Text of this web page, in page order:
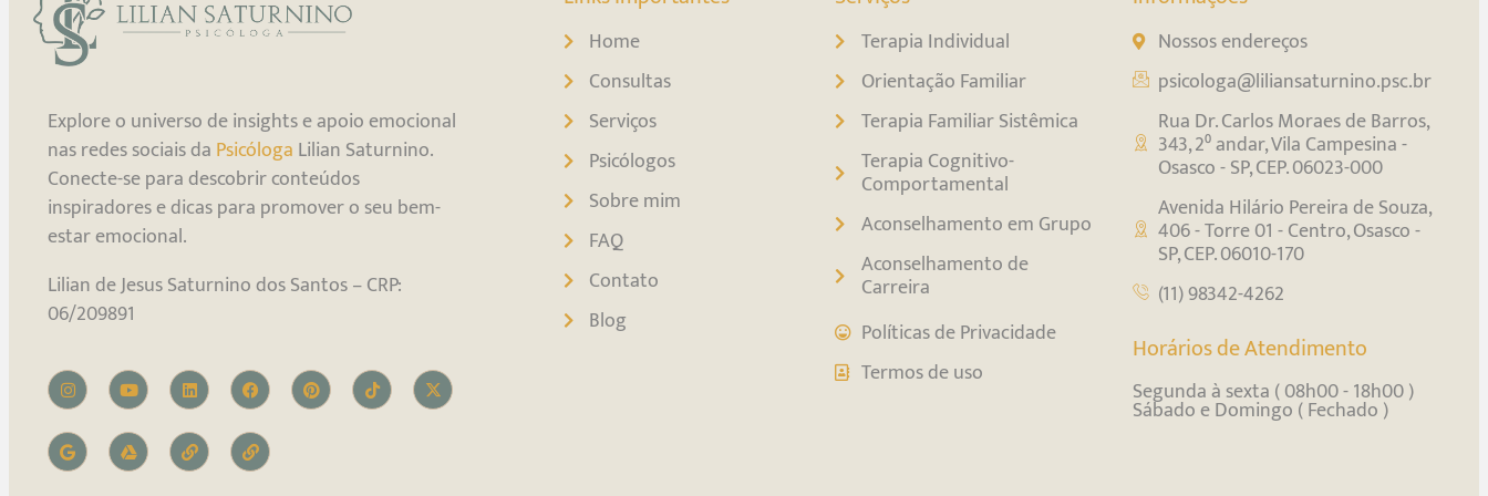
Explore o universo de insights e apoio emocional
nas redes sociais da Psicóloga Lilian Saturnino.
Conecte-se para descobrir conteúdos
inspiradores e dicas para promover o seu bem-
estar emocional.
Lilian de Jesus Saturnino dos Santos – CRP:
06/209891
Home
Consultas
Serviços
Psicólogos
Sobre mim
FAQ
Contato
Blog
Terapia Individual
Orientação Familiar
Terapia Familiar Sistêmica
Terapia Cognitivo-
Comportamental
Aconselhamento em Grupo
Aconselhamento de
Carreira
Políticas de Privacidade
Termos de uso
Nossos endereços
psicologa@liliansaturnino.psc.br
Rua Dr. Carlos Moraes de Barros,
343, 2⁰ andar, Vila Campesina -
Osasco - SP, CEP. 06023-000
Avenida Hilário Pereira de Souza,
406 - Torre 01 - Centro, Osasco -
SP, CEP. 06010-170
(11) 98342-4262
Horários de Atendimento
Segunda à sexta ( 08h00 - 18h00 )
Sábado e Domingo ( Fechado )